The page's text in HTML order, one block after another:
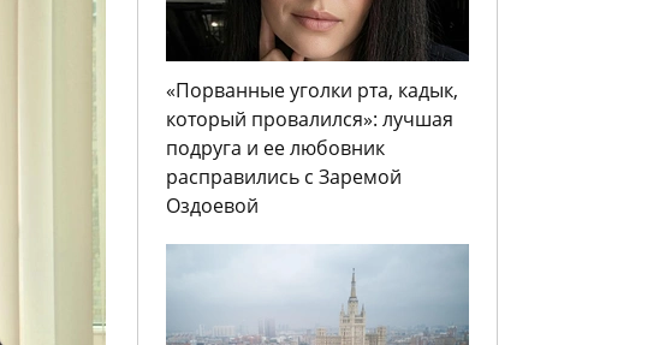
«Порванные уголки рта, кадык,
который провалился»: лучшая
подруга и ее любовник
расправились с Заремой
Оздоевой